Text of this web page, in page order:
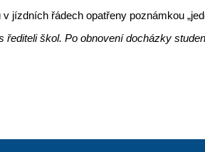
v jízdních řádech opatřeny poznámkou
řediteli škol. Po obnovení docházky